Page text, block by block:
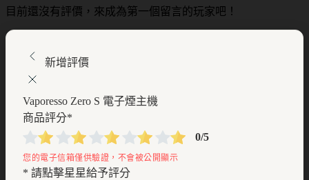
目前還沒有評價，來成為第一個留言的玩家吧！
新增評價
Vaporesso Zero S 電子煙主機
商品評分*
0/5
* 請點擊星星給予評分